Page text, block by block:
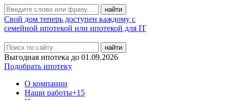
Свой дом теперь доступен каждому с
семейной ипотекой или ипотекой для IT
найти
Выгодная ипотека до 01.09.2026
Подобрать ипотеку
О компании
Наши работы+15